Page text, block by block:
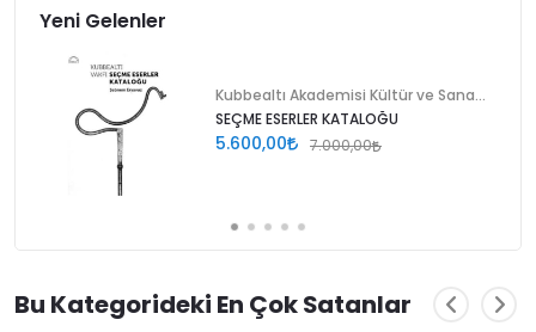
Yeni Gelenler
SEÇME ESERLER KATALOĞU
5.600,00 7.000,00
Bu Kategorideki En Çok Satanlar